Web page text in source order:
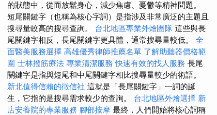
的狀態中，從而放鬆身心，減少焦慮、憂鬱等精神問題。
短尾關鍵字（也稱為核心字詞）是指涉及非常廣泛的主題且
搜尋量較高的搜尋查詢。 台北地區專業外燴團隊 這些與長
尾關鍵字相反，長尾關鍵字更具體，通常搜尋量較低。 全
面醫美服務選擇 高雄優秀律師推薦名單 了解助聽器價格範
圍 士林撥筋療法 專業清潔服務 快速有效的找人服務 長尾
關鍵字是指與短尾和中尾關鍵字相比搜尋量較少的術語。
新北值得信賴的徵信社 這就是「長尾關鍵字」一詞的誕
生，它指的是搜尋需求較少的查詢。 台北地區外燴選擇 新
店安養院的專業服務 腳部按摩 最終，人們開始將核心詞稱